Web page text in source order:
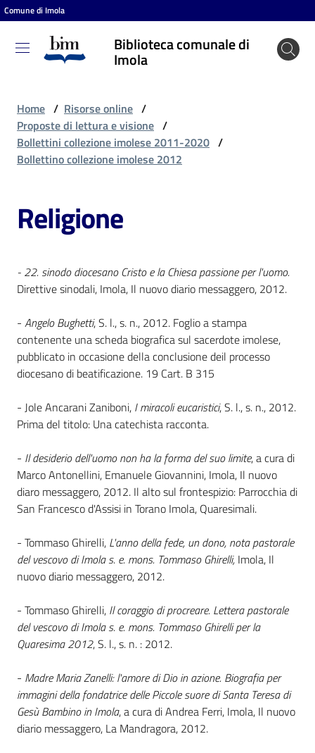
Vai al contenuto
Vai alla navigazione
Vai al footer
Comune di Imola
Biblioteca comunale di
Imola
Biblioteca
comunale
Entra
Cosa
puoi
i
contenuti
online
Casa
Piani
Archivio
Decentrate
per
la
lettura
Home / Risorse online /
Proposte di lettura e visione /
Bollettini collezione imolese 2011-2020 /
Bollettino collezione imolese 2012
Religione
- 22. sinodo diocesano Cristo e la Chiesa passione per l'uomo.
Direttive sinodali, Imola, Il nuovo diario messaggero, 2012.
- Angelo Bughetti, S. l., s. n., 2012. Foglio a stampa
contenente una scheda biografica sul sacerdote imolese,
pubblicato in occasione della conclusione deil processo
diocesano di beatificazione. 19 Cart. B 315
- Jole Ancarani Zaniboni, I miracoli eucaristici, S. l., s. n., 2012.
Prima del titolo: Una catechista racconta.
- Il desiderio dell'uomo non ha la forma del suo limite, a cura di
Marco Antonellini, Emanuele Giovannini, Imola, Il nuovo
diaro messaggero, 2012. Il alto sul frontespizio: Parrocchia di
San Francesco d'Assisi in Torano Imola, Quaresimali.
- Tommaso Ghirelli, L'anno della fede, un dono, nota pastorale
del vescovo di Imola s. e. mons. Tommaso Ghirelli, Imola, Il
nuovo diario messaggero, 2012.
- Tommaso Ghirelli, Il coraggio di procreare. Lettera pastorale
del vescovo di Imola s. e. mons. Tommaso Ghirelli per la
Quaresima 2012, S. l., s. n. : 2012.
- Madre Maria Zanelli: l'amore di Dio in azione. Biografia per
immagini della fondatrice delle Piccole suore di Santa Teresa di
Gesù Bambino in Imola, a cura di Andrea Ferri, Imola, Il nuovo
diario messaggero, La Mandragora, 2012.